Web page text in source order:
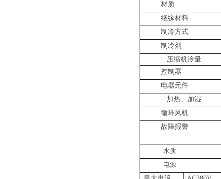
材质
绝缘材料
制冷方式
制冷剂
压缩机泠量
控制器
电器元件
加热、加湿
循环风机
故障报警
水质
电源